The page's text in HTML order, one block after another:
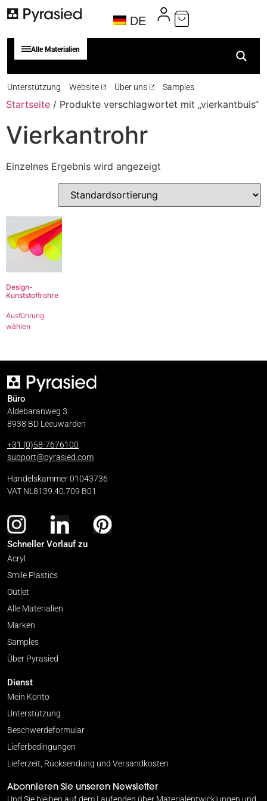
DE
Alle Materialien
Unterstützung Website Über uns Samples
Startseite / Produkte verschlagwortet mit „vierkantbuis“
Vierkantrohr
Einzelnes Ergebnis wird angezeigt
Design-
Kunststoffrohre
Ausführung
wählen
Büro
Aldebaranweg 3
8938 BD Leeuwarden
+31 (0)58-7676100
support@pyrasied.com
Handelskammer 01043736
VAT NL8139.40.709 B01
Schneller Vorlauf zu
Acryl
Smile Plastics
Outlet
Alle Materialien
Marken
Samples
Über Pyrasied
Dienst
Mein Konto
Unterstützung
Beschwerdeformular
Lieferbedingungen
Lieferzeit, Rücksendung und Versandkosten
Abonnieren Sie unseren Newsletter